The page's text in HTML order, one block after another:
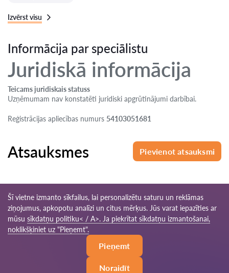
Izvērst visu
Informācija par speciālistu
Juridiskā informācija
Teicams juridiskais statuss
Uzņēmumam nav konstatēti juridiski apgrūtinājumi darbībai.
Reģistrācijas apliecības numurs 54103051681
Atsauksmes Pievienot atsauksmi
© 2026 Advokats-lv.com
Saites karte
Šī vietne izmanto sīkfailus, lai personalizētu saturu un reklāmas
ziņojumus, apkopotu analīzi un citus mērķus. Jūs varat iepazīties ar
mūsu sīkdatņu politiku< / A>. Ja piekrītat sīkdatņu izmantošanai,
noklikšķiniet uz "Pieņemt".
Pieņemt
Noraidīt